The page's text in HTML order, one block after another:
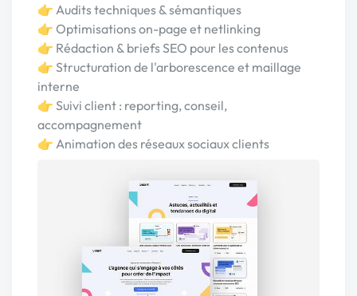
👉 Audits techniques & sémantiques
👉 Optimisations on-page et netlinking
👉 Rédaction & briefs SEO pour les contenus
👉 Structuration de l'arborescence et maillage
interne
👉 Suivi client : reporting, conseil,
accompagnement
👉 Animation des réseaux sociaux clients